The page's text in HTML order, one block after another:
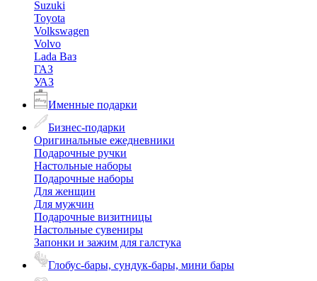
Suzuki
Toyota
Volkswagen
Volvo
Lada Ваз
ГАЗ
УАЗ
Именные подарки
Бизнес-подарки
Оригинальные ежедневники
Подарочные ручки
Настольные наборы
Подарочные наборы
Для женщин
Для мужчин
Подарочные визитницы
Настольные сувениры
Запонки и зажим для галстука
Глобус-бары, сундук-бары, мини бары